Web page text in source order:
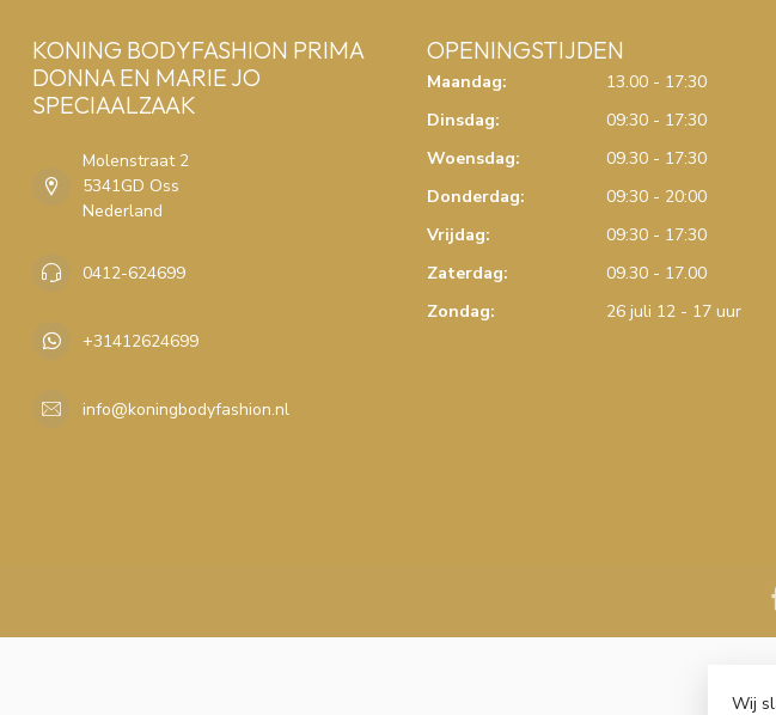
KONING BODYFASHION PRIMA
DONNA EN MARIE JO
SPECIAALZAAK
Molenstraat 2
5341GD Oss
Nederland
0412-624699
+31412624699
info@koningbodyfashion.nl
OPENINGSTIJDEN
Maandag:
13.00 - 17:30
Dinsdag:
09:30 - 17:30
Woensdag:
09.30 - 17:30
Donderdag:
09:30 - 20:00
Vrijdag:
09:30 - 17:30
Zaterdag:
09.30 - 17.00
Zondag:
26 juli 12 - 17 uur
Wij